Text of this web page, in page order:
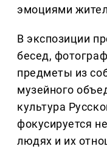
эмоциями
В экспозиции
бесед,
предметы из
музейного
культура
фокусируется
людях и их